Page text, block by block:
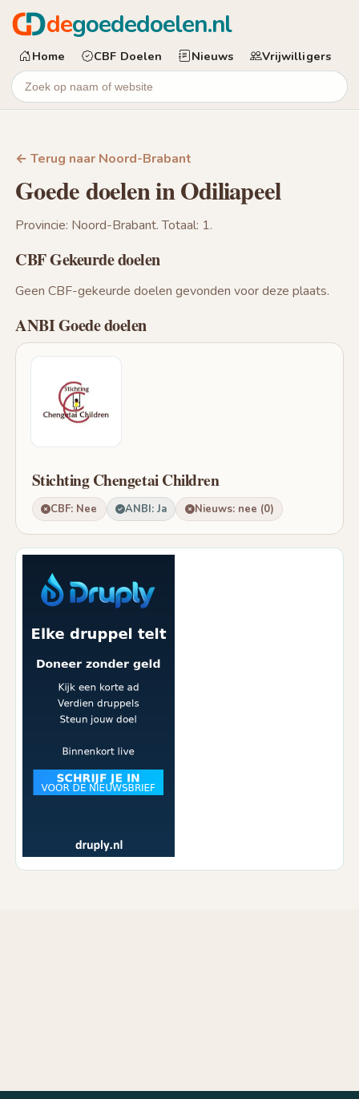
degoededoelen.nl
Home CBF Doelen Nieuws Vrijwilligers
← Terug naar Noord-Brabant
Goede doelen in Odiliapeel
Provincie: Noord-Brabant. Totaal: 1.
CBF Gekeurde doelen
Geen CBF-gekeurde doelen gevonden voor deze plaats.
ANBI Goede doelen
Stichting Chengetai Children
CBF: Nee ANBI: Ja Nieuws: nee (0)